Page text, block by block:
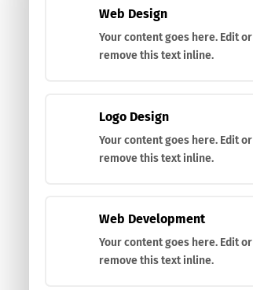
Gourmet
Hachas
Outlet
Novedades
Actualidad
Web Design
Your content goes here. Edit or
remove this text inline.
Logo Design
Your content goes here. Edit or
remove this text inline.
Web Development
Your content goes here. Edit or
remove this text inline.